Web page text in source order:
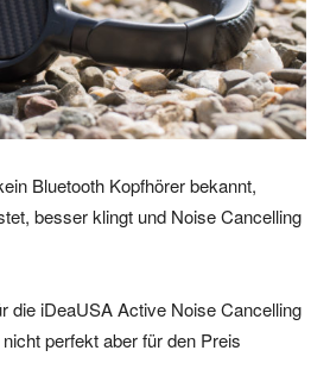
Bluetooth Kopfhörer bekannt,
besser klingt und Noise Cancelling
die iDeaUSA Active Noise Cancelling
perfekt aber für den Preis